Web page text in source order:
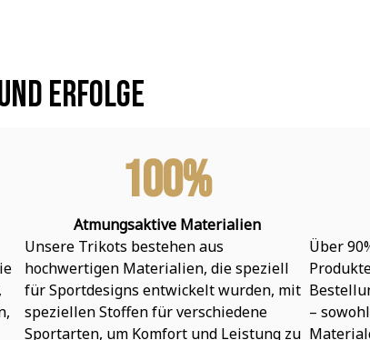
Erfolge
100%
Atmungsaktive Materialien
Unsere Trikots bestehen aus
hochwertigen Materialien, die speziell
für Sportdesigns entwickelt wurden, mit
speziellen Stoffen für verschiedene
Sportarten, um Komfort und Leistung zu
Über
–